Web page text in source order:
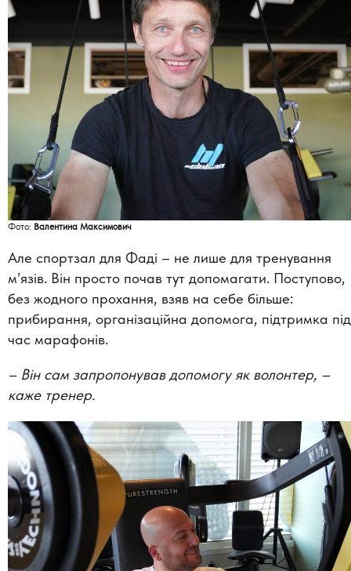
Фото: Валентина Максимович
Але спортзал для Фаді – не лише для тренування
м’язів. Він просто почав тут допомагати. Поступово,
без жодного прохання, взяв на себе більше:
прибирання, організаційна допомога, підтримка під
час марафонів.
– Він сам запропонував допомогу як волонтер, –
каже тренер.